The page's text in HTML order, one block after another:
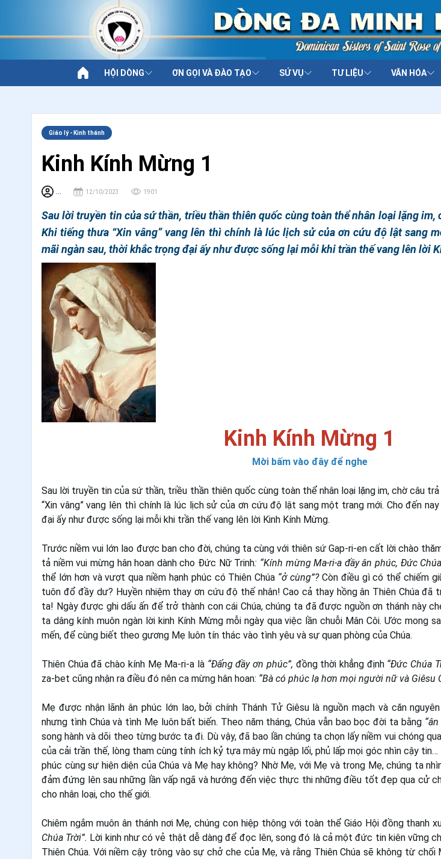
HỘI DÒNG ƠN GỌI VÀ ĐÀO TẠO SỨ VỤ TƯ LIỆU VĂN HÓA
Giáo lý - Kinh thánh
Kinh Kính Mừng 1
... 12/10/2023 1901
Sau lời truyền tin của sứ thần, triều thần thiên quốc cùng toàn thể nhân loại lặng im,
Khi tiếng thưa “Xin vâng” vang lên thì chính là lúc lịch sử của ơn cứu độ lật sang
mãi ngàn sau, thời khắc trọng đại ấy như được sống lại mỗi khi trần thế vang lên lời
Kinh Kính Mừng 1
Mời bấm vào đây để nghe
Sau lời truyền tin của sứ thần, triều thần thiên quốc cùng toàn thể nhân loại lặng im, chờ câu
“Xin vâng” vang lên thì chính là lúc lịch sử của ơn cứu độ lật sang một trang mới. Cho đến
đại ấy như được sống lại mỗi khi trần thế vang lên lời Kinh Kính Mừng.
Trước niềm vui lớn lao được ban cho đời, chúng ta cùng với thiên sứ Gap-ri-en cất lời chào
tả niềm vui mừng hân hoan dành cho Đức Nữ Trinh: “Kính mừng Ma-ri-a đầy ân phúc, Đức
thể lớn hơn và vượt qua niềm hạnh phúc có Thiên Chúa “ở cùng”?Còn điều gì có thể chiếm
tuôn đổ đầy dư? Huyền nhiệm thay ơn cứu độ thế nhân! Cao cả thay hồng ân Thiên Chúa đã
ta! Ngày được ghi dấu ấn để trở thành con cái Chúa, chúng ta đã được nguồn ơn thánh này
ta dâng kính muôn ngàn lời kinh Kính Mừng mỗi ngày qua việc lần chuỗi Mân Côi. Ước mong
mến, để cùng biết theo gương Mẹ luôn tín thác vào tình yêu và sự quan phòng của Chúa.
Thiên Chúa đã chào kính Mẹ Ma-ri-a là “Đấng đầy ơn phúc”, đồng thời khẳng định “Đức Chúa
za-bet cũng nhận ra điều đó nên ca mừng hân hoan: “Bà có phúc lạ hơn mọi người nữ và Giêsu
Mẹ được nhận lãnh ân phúc lớn lao, bởi chính Thánh Tử Giêsu là nguồn mạch và căn
nhưng tình Chúa và tình Mẹ luôn bất biến. Theo năm tháng, Chúa vẫn bao bọc đời ta bằng
song hành và dõi theo từng bước ta đi. Dù vậy, đã bao lần chúng ta chọn lấy niềm vui chóng
của cải trần thế, lòng tham cùng tính ích kỷ tựa mây mù ngập lối, phủ lấp mọi góc nhìn cậy
phúc cùng sự hiện diện của Chúa và Mẹ hay không? Nhờ Mẹ, với Mẹ và trong Mẹ, chúng ta
đảm đứng lên sau những lần vấp ngã và hướng đến việc thực thi những điều tốt đẹp qua cử
cho nhân loại, cho thế giới.
Chiêm ngắm muôn ân thánh nơi Mẹ, chúng con hiệp thông với toàn thể Giáo Hội đồng thanh
Chúa Trời”. Lời kinh như có vẻ thật dễ dàng để đọc lên, song đó là cả một đức tin kiên vững
Thiên Chúa. Với niềm cậy trông vào sự chở che của Mẹ, và rằng Thiên Chúa sẽ không từ